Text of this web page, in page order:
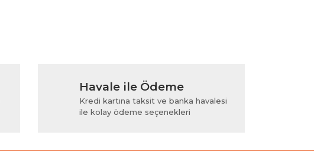
Havale ile Ödeme
Kredi kartına taksit ve banka havalesi
ile kolay ödeme seçenekleri